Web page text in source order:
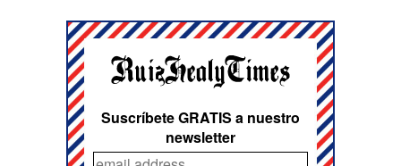
Suscríbete GRATIS a nuestro
newsletter